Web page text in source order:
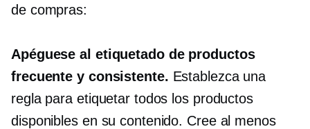
de compras:
Apéguese al etiquetado de productos
frecuente y consistente. Establezca una
regla para etiquetar todos los productos
disponibles en su contenido. Cree al menos